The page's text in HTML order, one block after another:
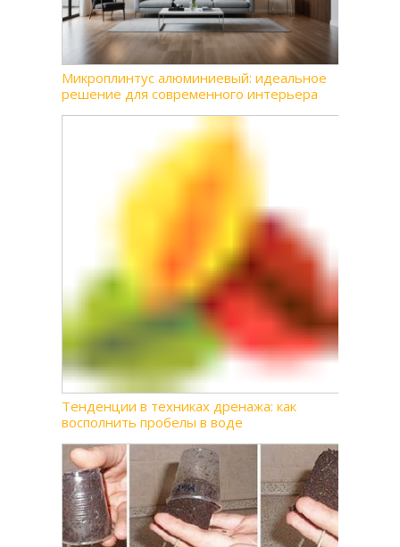
Микроплинтус алюминиевый: идеальное
решение для современного интерьера
Тенденции в техниках дренажа: как
восполнить пробелы в воде